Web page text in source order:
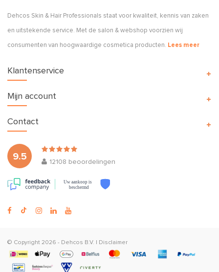
Dehcos Skin & Hair Professionals staat voor kwaliteit, kennis van zaken
en uitstekende service. Met de salon & webshop voorzien wij
consumenten van hoogwaardige cosmetica producten. Lees meer
Klantenservice
Mijn account
9.5
12108 beoordelingen
Uw aankoop is
beschermd
Contact
© Copyright 2026 - Dehcos B.V. Disclaimer